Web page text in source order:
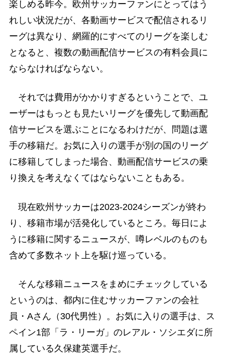
楽しめる昨今。欧州サッカーファンにとってはう
れしい状況だが、各動画サービスで配信されるリ
ーグは異なり、網羅的にすべてのリーグを楽しむ
となると、複数の動画配信サービスの有料会員に
ならなければならない。
それでは費用がかかりすぎるということで、ユ
ーザーはもっとも見たいリーグを優先して動画配
信サービスを選ぶことになるわけだが、問題は選
手の移籍だ。お気に入りの選手が別の国のリーグ
に移籍してしまった場合、動画配信サービスの乗
り換えを考えなくてはならないこともある。
現在欧州サッカーは2023-2024シーズンが終わ
り、移籍市場が活発化しているところ。毎日によ
うに移籍に関するニュースが、噂レベルのものも
含めて多数ネット上を駆け巡っている。
そんな移籍ニュースをまめにチェックしている
というのは、都内に住むサッカーファンの会社
員・Aさん（30代男性）。お気に入りの選手は、ス
ペイン1部「ラ・リーガ」のレアル・ソシエダに所
属している久保建英選手だ。